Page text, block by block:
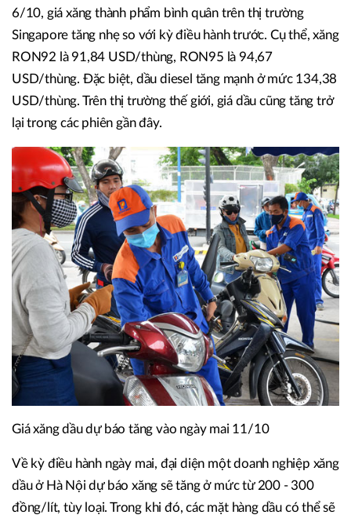
6/10, giá xăng thành phẩm bình quân trên thị trường
Singapore tăng nhẹ so với kỳ điều hành trước. Cụ thể, xăng
RON92 là 91,84 USD/thùng, RON95 là 94,67
USD/thùng. Đặc biệt, dầu diesel tăng mạnh ở mức 134,38
USD/thùng. Trên thị trường thế giới, giá dầu cũng tăng trở
lại trong các phiên gần đây.
Giá xăng dầu dự báo tăng vào ngày mai 11/10
Về kỳ điều hành ngày mai, đại diện một doanh nghiệp xăng
dầu ở Hà Nội dự báo xăng sẽ tăng ở mức từ 200 - 300
đồng/lít, tùy loại. Trong khi đó, các mặt hàng dầu có thể sẽ